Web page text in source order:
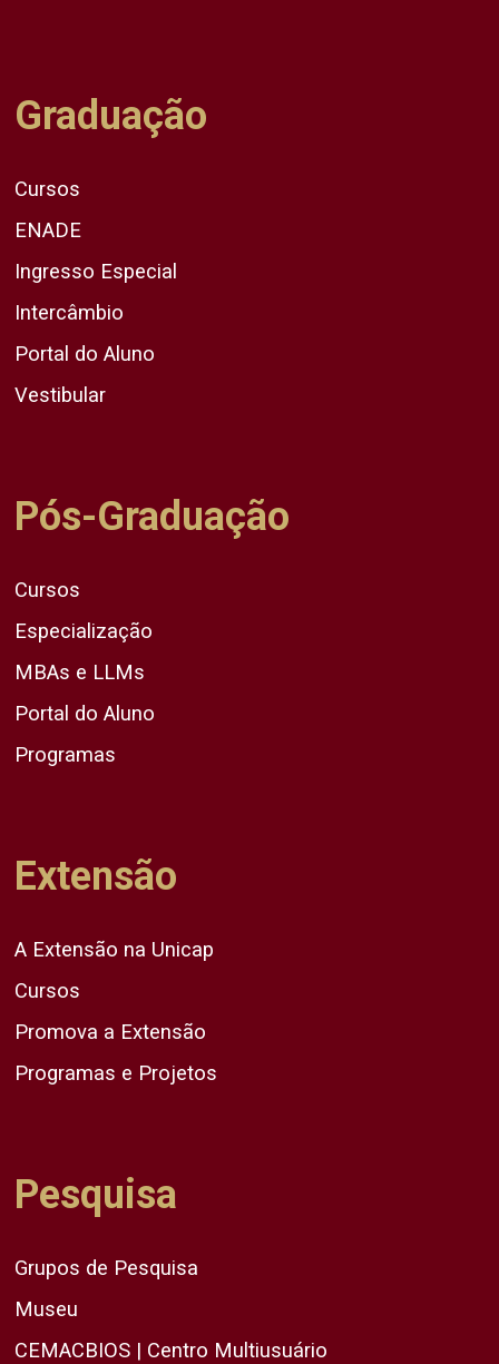
Graduação
Cursos
ENADE
Ingresso Especial
Intercâmbio
Portal do Aluno
Vestibular
Pós-Graduação
Cursos
Especialização
MBAs e LLMs
Portal do Aluno
Programas
Extensão
A Extensão na Unicap
Cursos
Promova a Extensão
Programas e Projetos
Pesquisa
Grupos de Pesquisa
Museu
CEMACBIOS | Centro Multiusuário